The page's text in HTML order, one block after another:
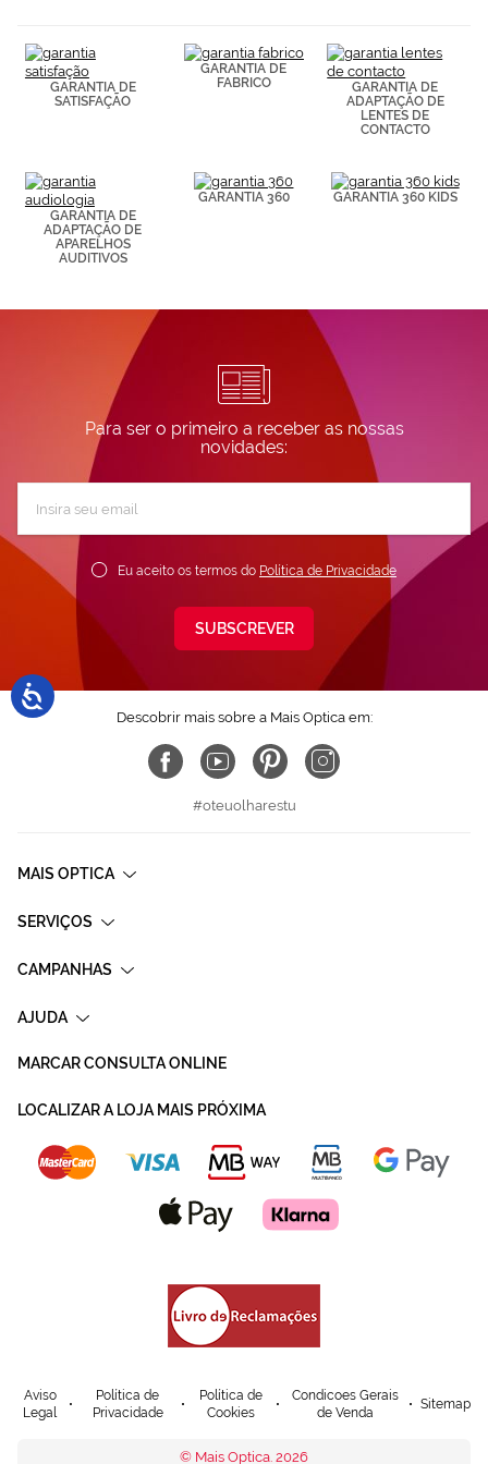
visitadas).
Puedes
consultar más
información en
GARANTIA DE
SATISFAÇÃO
GARANTIA DE
FABRICO
GARANTIA DE
ADAPTAÇÃO DE
LENTES DE
CONTACTO
GARANTIA DE
ADAPTAÇÃO DE
APARELHOS
AUDITIVOS
GARANTIA 360 GARANTIA 360 KIDS
Para ser o primeiro a receber as nossas
novidades:
Newsletter:
Eu aceito os termos do Política de Privacidade
SUBSCREVER
Descobrir mais sobre a Mais Optica em:
#oteuolharestu
MAIS OPTICA
SERVIÇOS
CAMPANHAS
AJUDA
MARCAR CONSULTA ONLINE
LOCALIZAR A LOJA MAIS PRÓXIMA
Aviso
Legal
Política de
Privacidade
Política de
Cookies
Condicoes Gerais
de Venda
Sitemap
© Mais Optica. 2026